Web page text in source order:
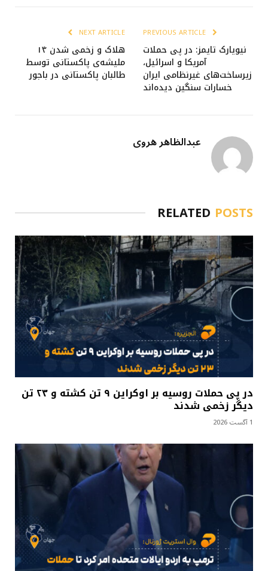
نیویارک تایمز: در پی حملات
آمریکا و اسرائیل،
زیرساخت‌های غیرنظامی ایران
خسارات سنگین دیده‌اند
NEXT ARTICLE
هلاک و زخمی شدن ۱۴
ملیشه‌ی پاکستانی توسط
طالبان پاکستانی در باجور
عبدالظاهر هروی
RELATED POSTS
در پی حملات روسیه بر اوکراین ۹ تن کشته و ۲۳ تن
دیگر زخمی شدند
1 آگست 2026